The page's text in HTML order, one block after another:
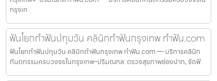
กรุงเท
ฟันโยกทำฟันปทุมวัน คลินิกทำฟันกรุงเทพ ทำฟัน.com
ฟันโยกทำฟันปทุมวัน คลินิกทำฟันกรุงเทพ ทำฟัน.com — บริการคลินิก
ทันตกรรมครบวงจรในกรุงเทพ–ปริมณฑล: ตรวจสุขภาพช่องปาก, จัดฟั